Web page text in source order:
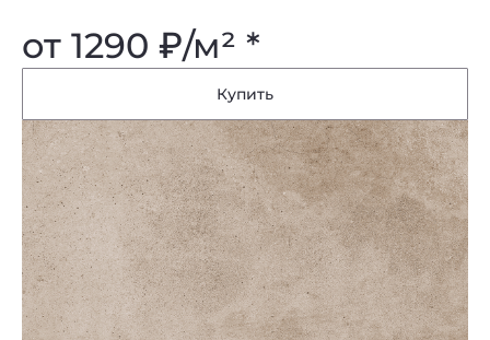
от 1290 ₽/м² *
Купить